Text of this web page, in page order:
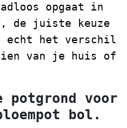
opgaat in
de juiste keuze
echt het verschil
van je huis of
potgrond voor
bol.